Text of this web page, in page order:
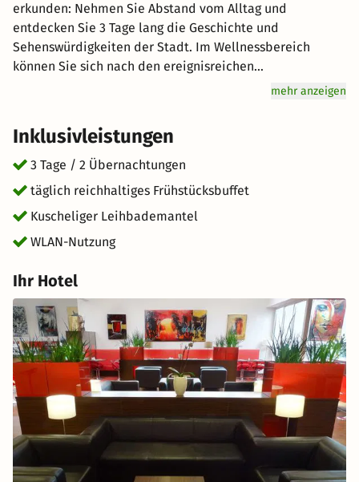
erkunden: Nehmen Sie Abstand vom Alltag und
entdecken Sie 3 Tage lang die Geschichte und
Sehenswürdigkeiten der Stadt. Im Wellnessbereich
können Sie sich nach den ereignisreichen
Entdeckungstouren ganz entspannt zurücklehnen. Genuss
reichhaltigen Frühstücksbuffet für Genießer vital in den
Tag. Freuen Sie sich auf hervorragenden Service und eine
entspannte Atmosphäre für einen unvergesslichen
Urlaub. kurz-mal-weg.de wünscht Ihnen einen tollen
Aufenthalt im schönen Wien.
mehr anzeigen
Inklusivleistungen
3 Tage / 2 Übernachtungen
täglich reichhaltiges Frühstücksbuffet
Kuscheliger Leihbademantel
WLAN-Nutzung
Ihr Hotel